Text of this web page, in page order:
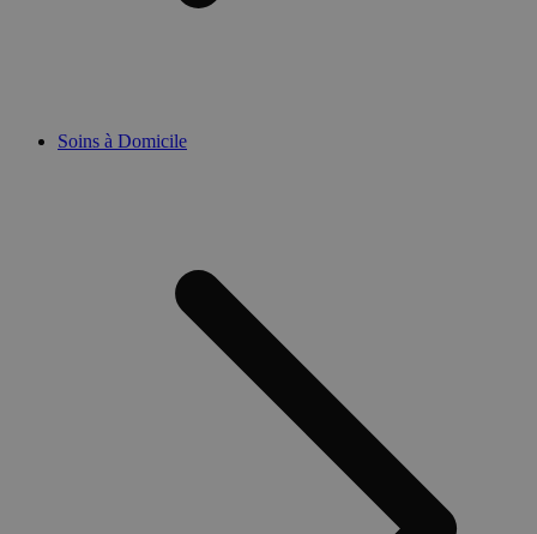
Soins à Domicile